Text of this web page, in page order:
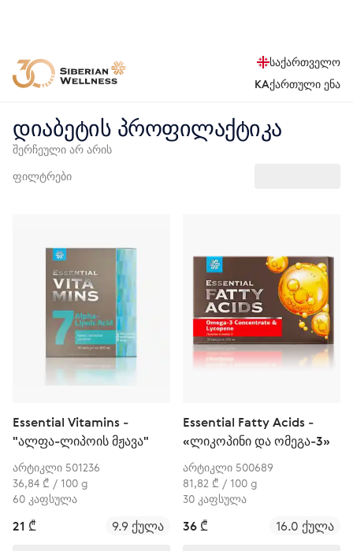
საქართველო
KAქართული ენა
დიაბეტის პროფილაქტიკა
შერჩეული არ არის
ფილტრები
Essential Vitamins -
"ალფა-ლიპოის მჟავა"
არტიკლი 501236
36,84 ₾ / 100 g
60 კაფსულა
21 ₾ 9.9 ქულა
Essential Fatty Acids -
«ლიკოპინი და ომეგა-3»
არტიკლი 500689
81,82 ₾ / 100 g
30 კაფსულა
36 ₾ 16.0 ქულა